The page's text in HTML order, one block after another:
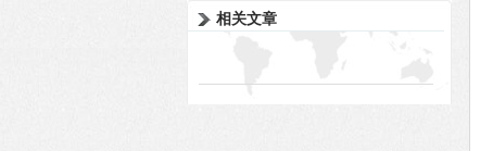
相关文章